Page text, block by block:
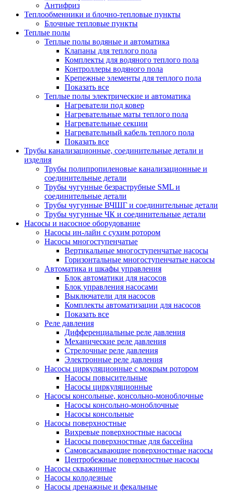
Антифриз
Теплообменники и блочно-тепловые пункты
Блочные тепловые пункты
Теплые полы
Теплые полы водяные и автоматика
Клапаны для теплого пола
Комплекты для водяного теплого пола
Контроллеры водяного пола
Крепежные элементы для теплого пола
Показать все
Теплые полы электрические и автоматика
Нагреватели под ковер
Нагревательные маты теплого пола
Нагревательные секции
Нагревательный кабель теплого пола
Показать все
Трубы канализационные, соединительные детали и
изделия
Трубы полипропиленовые канализационные и
соединительные детали
Трубы чугунные безраструбные SML и
соединительные детали
Трубы чугунные ВЧШГ и соединительные детали
Трубы чугунные ЧК и соединительные детали
Насосы и насосное оборудование
Насосы ин-лайн с сухим ротором
Насосы многоступенчатые
Вертикальные многоступенчатые насосы
Горизонтальные многоступенчатые насосы
Автоматика и шкафы управления
Блок автоматики для насосов
Блок управления насосами
Выключатели для насосов
Комплекты автоматизации для насосов
Показать все
Реле давления
Дифференциальные реле давления
Механические реле давления
Стрелочные реле давления
Электронные реле давления
Насосы циркуляционные с мокрым ротором
Насосы повысительные
Насосы циркуляционные
Насосы консольные, консольно-моноблочные
Насосы консольно-моноблочные
Насосы консольные
Насосы поверхностные
Вихревые поверхностные насосы
Насосы поверхностные для бассейна
Самовсасывающие поверхностные насосы
Центробежные поверхностные насосы
Насосы скважинные
Насосы колодезные
Насосы дренажные и фекальные